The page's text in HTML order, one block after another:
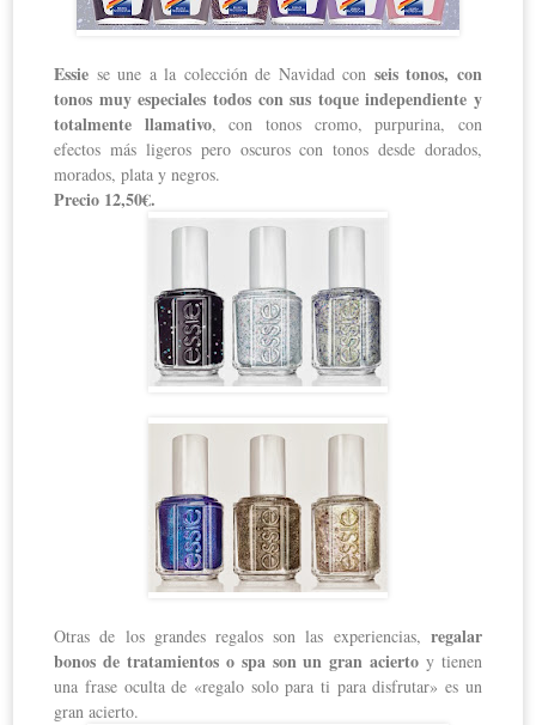
Essie se une a la colección de Navidad con seis tonos, con
tonos muy especiales todos con sus toque independiente y
totalmente llamativo, con tonos cromo, purpurina, con
efectos más ligeros pero oscuros con tonos desde dorados,
morados, plata y negros.
Precio 12,50€.
Otras de los grandes regalos son las experiencias, regalar
bonos de tratamientos o spa son un gran acierto y tienen
una frase oculta de «regalo solo para ti para disfrutar» es un
gran acierto.